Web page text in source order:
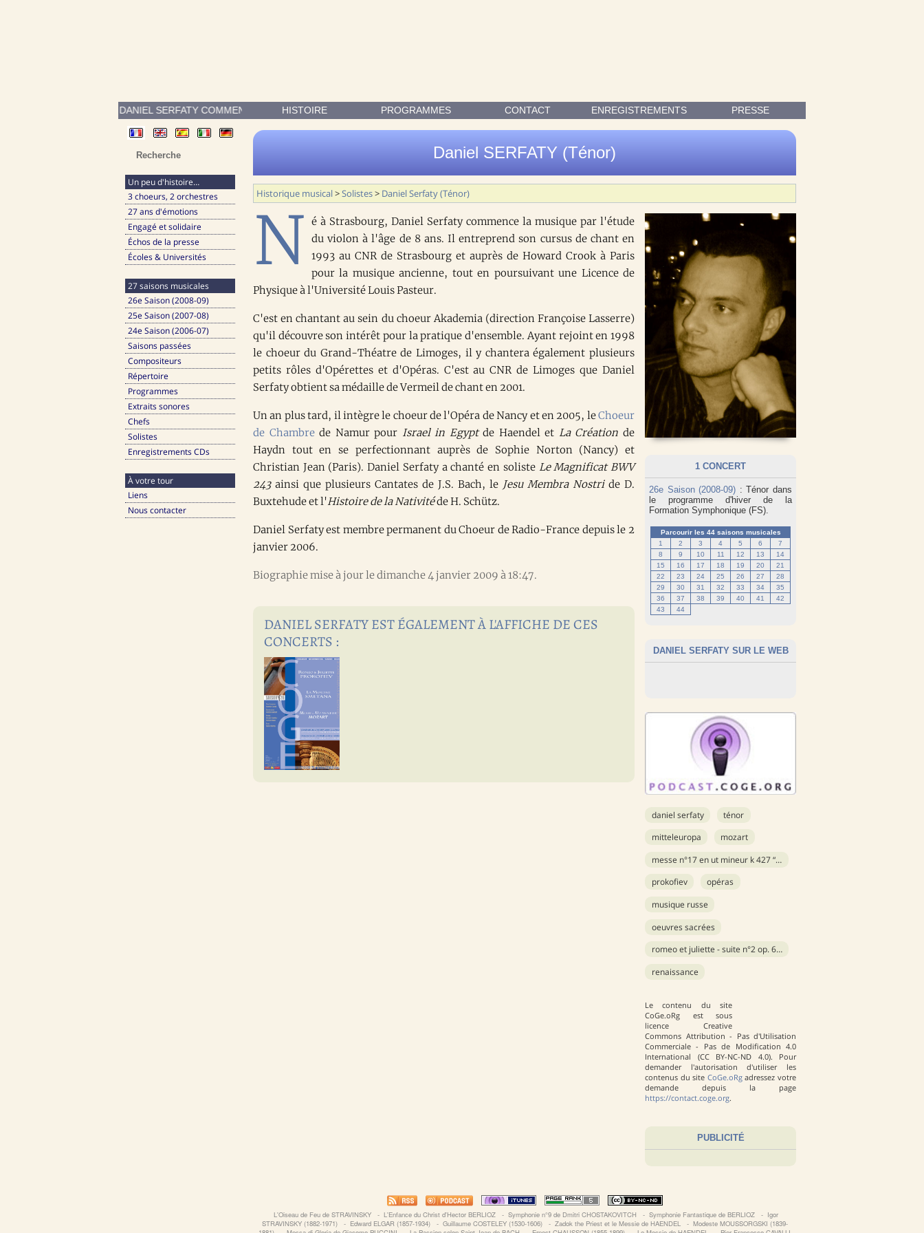
NÉ À STRASBOURG, DANIEL SERFATY COMMENCE LA MUSIQUE PAR L'ÉTUDE DU VIOLON À L'ÂGE DE 8 ANS. IL ENTREPREND SON CURSUS DE CHANT EN 1993 AU CNR DE STRASBOURG ET
HISTOIRE PROGRAMMES CONTACT ENREGISTREMENTS PRESSE
Un peu d'histoire…
3 choeurs, 2 orchestres
27 ans d'émotions
Engagé et solidaire
Échos de la presse
Écoles & Universités
27 saisons musicales
26e Saison (2008-09)
25e Saison (2007-08)
24e Saison (2006-07)
Saisons passées
Compositeurs
Répertoire
Programmes
Extraits sonores
Chefs
Solistes
Enregistrements CDs
À votre tour
Liens
Nous contacter
Daniel SERFATY (Ténor)
Historique musical> Solistes> Daniel Serfaty (Ténor)
1 CONCERT
26e Saison (2008-09) : Ténor dans
le programme d'hiver de la
Formation Symphonique (FS).
Parcourir les 44 saisons musicales
1
2 3 4 5 6
7
8
9 10 11 12 13
14
15
16 17 18 19 20
21
22
23 24 25 26 27
28
29
30 31 32 33 34
35
36
37 38 39 40 41
42
43
44
DANIEL SERFATY SUR LE WEB
daniel serfaty ténor
mitteleuropa mozart
messe n°17 en ut mineur k 427 “grande messe”
prokofiev opéras
musique russe
oeuvres sacrées
romeo et juliette - suite n°2 op. 64b
renaissance
Le contenu du site
CoGe.oRg est sous
licence Creative
Commons Attribution - Pas d'Utilisation
Commerciale - Pas de Modification 4.0
International (CC BY-NC-ND 4.0). Pour
demander l'autorisation d'utiliser les
contenus du site CoGe.oRgadressez votre
demande depuis la page
https://contact.coge.org.
PUBLICITÉ
N
é à Strasbourg, Daniel Serfaty commence la musique par l'étude
du violon à l'âge de 8 ans. Il entreprend son cursus de chant en
1993 au CNR de Strasbourg et auprès de Howard Crook à Paris
pour la musique ancienne, tout en poursuivant une Licence de
Physique à l'Université Louis Pasteur.
C'est en chantant au sein du choeur Akademia (direction Françoise Lasserre)
qu'il découvre son intérêt pour la pratique d'ensemble. Ayant rejoint en 1998
le choeur du Grand-Théatre de Limoges, il y chantera également plusieurs
petits rôles d'Opérettes et d'Opéras. C'est au CNR de Limoges que Daniel
Serfaty obtient sa médaille de Vermeil de chant en 2001.
Un an plus tard, il intègre le choeur de l'Opéra de Nancy et en 2005, leChoeur
de Chambrede Namur pour Israel in Egyptde Haendel et La Création de
Haydn tout en se perfectionnant auprès de Sophie Norton (Nancy) et
Christian Jean (Paris). Daniel Serfaty a chanté en soliste Le Magnificat BWV
243ainsi que plusieurs Cantates de J.S. Bach, le Jesu Membra Nostride D.
Buxtehude et l'Histoire de la Nativitéde H. Schütz.
Daniel Serfaty est membre permanent du Choeur de Radio-France depuis le 2
janvier 2006.
Biographie mise à jour le dimanche 4 janvier 2009 à 18:47.
DANIEL SERFATY EST ÉGALEMENT À L'AFFICHE DE CES
CONCERTS :
L'Oiseau de Feu de STRAVINSKY ‐ L'Enfance du Christ d'Hector BERLIOZ ‐ Symphonie n°9 de Dmitri CHOSTAKOVITCH ‐ Symphonie Fantastique de BERLIOZ ‐ Igor
STRAVINSKY (1882-1971)
‐ Edward ELGAR (1857-1934) ‐ Guillaume COSTELEY (1530-1606) ‐ Zadok the Priest et le Messie de HAENDEL ‐ Modeste MOUSSORGSKI (1839-